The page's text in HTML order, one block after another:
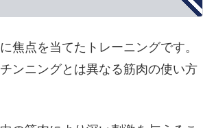
焦点を当てたトレーニングです。
ンニングとは異なる筋肉の使い方